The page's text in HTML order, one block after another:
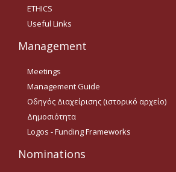
ΕΛ.ΙΔ.Ε.Κ. Μεταδιδάκτορες
Guidelines
Οδηγίες για προμήθεια
ειδών/παροχή υπηρεσιών
με βάση τον Ν.4957/2022
Οδηγίες με βάση τον
Ν.4957/2022
ETHICS
Useful Links
Management
Meetings
Management Guide
Οδηγός Διαχείρισης (ιστορικό αρχείο)
Δημοσιότητα
Logos - Funding Frameworks
Nominations